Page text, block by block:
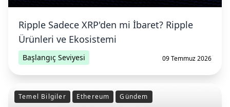
Ripple Sadece XRP'den mi İbaret? Ripple
Ürünleri ve Ekosistemi
Başlangıç Seviyesi 09 Temmuz 2026
Temel Bilgiler Ethereum Gündem